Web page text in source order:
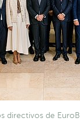
directivos de